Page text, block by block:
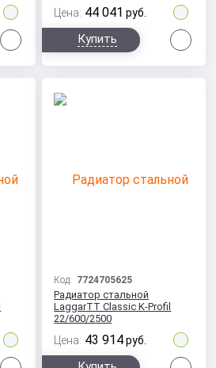
Цена: 44 041 руб.
Купить
Код: 7724705625
Радиатор стальной
LaggarTT Classic K-Profil
22/600/2500
Цена: 43 914 руб.